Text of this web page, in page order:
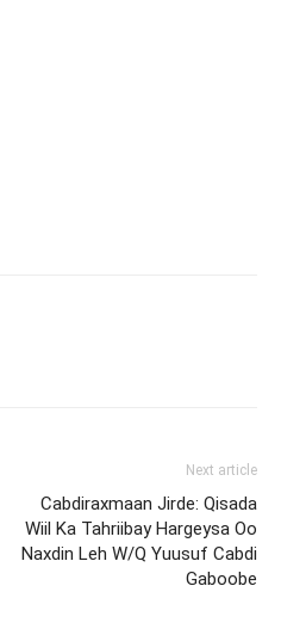
Next article
Cabdiraxmaan Jirde: Qisada
Wiil Ka Tahriibay Hargeysa Oo
Naxdin Leh W/Q Yuusuf Cabdi
Gaboobe